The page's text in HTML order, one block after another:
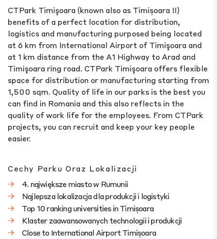
CTPark Timişoara (known also as Timișoara II)
benefits of a perfect location for distribution,
logistics and manufacturing purposed being located
at 6 km from International Airport of Timişoara and
at 1 km distance from the A1 Highway to Arad and
Timişoara ring road. CTPark Timişoara offers flexible
space for distribution or manufacturing starting from
1,500 sqm. Quality of life in our parks is the best you
can find in Romania and this also reflects in the
quality of work life for the employees. From CTPark
projects, you can recruit and keep your key people
easier.
Cechy Parku Oraz Lokalizacji
4. największe miasto w Rumunii
Najlepsza lokalizacja dla produkcji i logistyki
Top 10 ranking universities in Timișoara
Klaster zaawansowanych technologii i produkcji
Close to International Airport Timișoara